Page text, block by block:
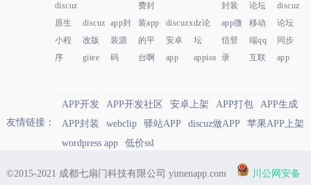
discuz
原生
小程
序
discuz
改版
gitee
app封
装源
码
费封
装app
的平
台啊
discuzx
安卓
app
dz论
坛
appios
封装
app微
信登
录
论坛
移动
端qq
互联
discuz
论坛
同步
app
友情链接：
APP开发 APP开发社区 安卓上架 APP打包
APP生成
APP封装
webclip 驿站APP discuz做APP
苹果APP上架
wordpress app
低价ssl
©2015-2021 成都七扇门科技有限公司 yimenapp.com 川公网安备